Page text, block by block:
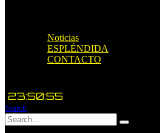
Noticias
ESPLÉNDIDA
CONTACTO
23:50:55
Search